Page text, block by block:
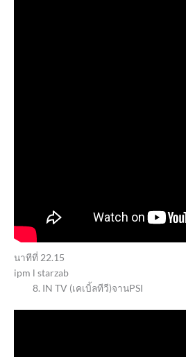
นาทีที่ 22.15
ipm l starzab
IN TV (เคเบิ้ลทีวี)จานPSI